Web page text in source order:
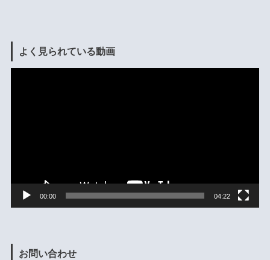
よく見られている動画
00:00 04:22
お問い合わせ